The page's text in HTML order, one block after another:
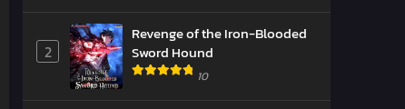
2
Revenge of the Iron-Blooded
Sword Hound
10